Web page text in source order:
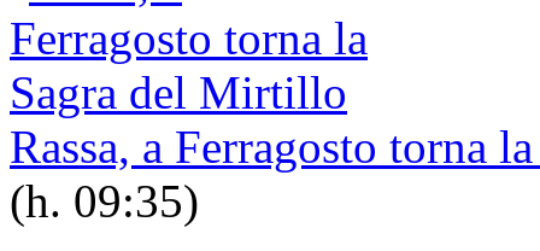
Rassa, a Ferragosto torna
(h. 09:35)